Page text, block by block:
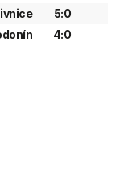
5:0
4:0